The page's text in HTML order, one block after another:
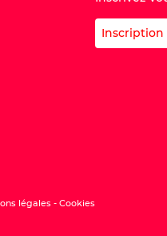
légales Cookies